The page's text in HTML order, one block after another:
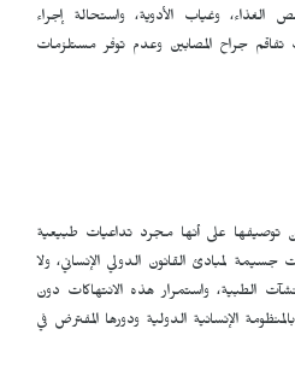
وغياب الأدوية، واستحالة إجراء
تفاقم جراح المصابين وعدم توفر مستلزمات
على أنها مجرد تداعيات طبيعية
لمبادئ القانون الدولي الإنساني، ولا
الطبية، واستمرار هذه الانتهاكات دون
الإنسانية الدولية ودورها المفترض في